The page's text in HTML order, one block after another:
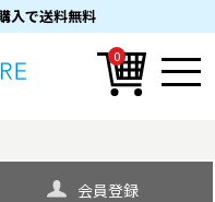
入で送料無料
0
会員登録